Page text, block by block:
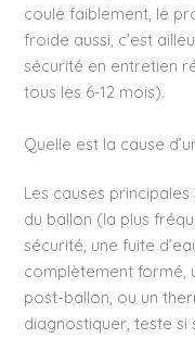
coule faiblement, le
froide aussi, c’est
sécurité en entretien
tous les 6-12 mois).
Quelle est la cause
Les causes
du ballon (la plus
sécurité, une fuite
complètement formé,
post-ballon, ou un
diagnostiquer, teste si